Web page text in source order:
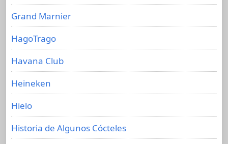
Grand Marnier
HagoTrago
Havana Club
Heineken
Hielo
Historia de Algunos Cócteles